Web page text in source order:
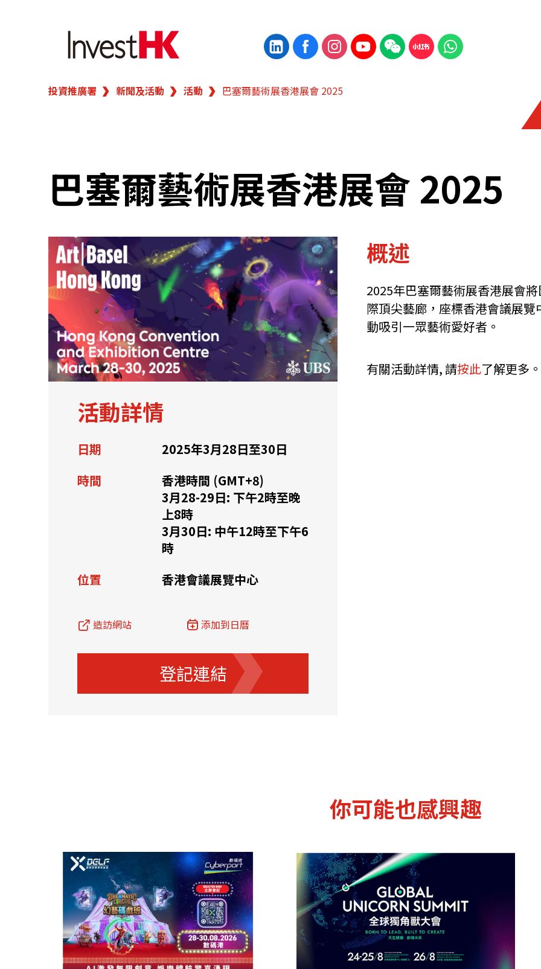
繁
新聞及活動
在港開業
關於我們
聯繫我們
資源中心 常見問題 商業機遇﹕政府招標公告
關聯網站
FintechHK
投資推廣署 新聞及活動 活動 巴塞爾藝術展香港展會 2025
巴塞爾藝術展香港展會 2025
活動詳情
日期
2025年3月28日至30日
時間
香港時間 (GMT+8)
3月28-29日: 下午2時至晚
上8時
3月30日: 中午12時至下午6
時
位置
香港會議展覽中心
造訪網站 添加到日曆
登記連結
概述
2025年巴塞爾藝術展香港展會
際頂尖藝廊，座標香港會議展
動吸引一眾藝術愛好者。
有關活動詳情, 請按此了解更多
你可能也感興趣